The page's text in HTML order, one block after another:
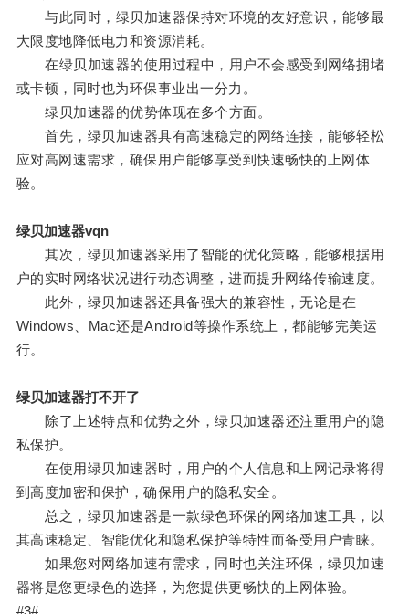
与此同时，绿贝加速器保持对环境的友好意识，能够最
大限度地降低电力和资源消耗。
在绿贝加速器的使用过程中，用户不会感受到网络拥堵
或卡顿，同时也为环保事业出一分力。
绿贝加速器的优势体现在多个方面。
首先，绿贝加速器具有高速稳定的网络连接，能够轻松
应对高网速需求，确保用户能够享受到快速畅快的上网体
验。
绿贝加速器vqn
其次，绿贝加速器采用了智能的优化策略，能够根据用
户的实时网络状况进行动态调整，进而提升网络传输速度。
此外，绿贝加速器还具备强大的兼容性，无论是在
Windows、Mac还是Android等操作系统上，都能够完美运
行。
绿贝加速器打不开了
除了上述特点和优势之外，绿贝加速器还注重用户的隐
私保护。
在使用绿贝加速器时，用户的个人信息和上网记录将得
到高度加密和保护，确保用户的隐私安全。
总之，绿贝加速器是一款绿色环保的网络加速工具，以
其高速稳定、智能优化和隐私保护等特性而备受用户青睐。
如果您对网络加速有需求，同时也关注环保，绿贝加速
器将是您更绿色的选择，为您提供更畅快的上网体验。